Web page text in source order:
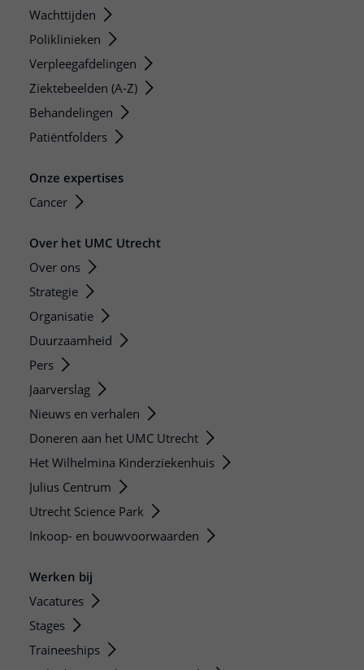
Wachttijden
Poliklinieken
Verpleegafdelingen
Ziektebeelden (A-Z)
Behandelingen
Patiëntfolders
Onze expertises
Cancer
Over het UMC Utrecht
Over ons
Strategie
Organisatie
Duurzaamheid
Pers
Jaarverslag
Nieuws en verhalen
Doneren aan het UMC Utrecht
Het Wilhelmina Kinderziekenhuis
Julius Centrum
Utrecht Science Park
Inkoop- en bouwvoorwaarden
Werken bij
Vacatures
Stages
Traineeships